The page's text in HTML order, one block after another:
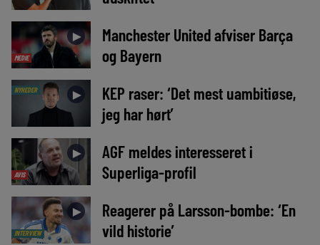
MEDIE
►
Manchester United afviser Barça
og Bayern
NYHEDER ►
KEP raser: ‘Det mest uambitiøse,
jeg har hørt’
AVIS
►
AGF meldes interesseret i
Superliga-profil
INTERVIEW
►
Reagerer på Larsson-bombe: ‘En
vild historie’